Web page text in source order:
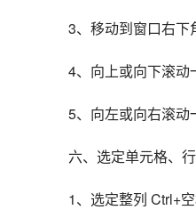
3、移动到窗口右下
4、向上或向下滚动
5、向左或向右滚动
六、选定单元格、
1、选定整列 Ctrl+